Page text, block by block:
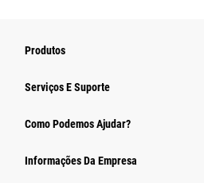
Produtos
Serviços E Suporte
Como Podemos Ajudar?
Informações Da Empresa